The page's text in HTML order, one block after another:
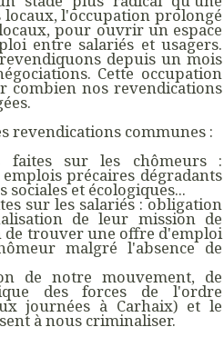
locaux, l'occupation prolongé
pour ouvrir un espace
entre salariés et usagers.
depuis un mois
Cette occupation
combien nos revendications
revendications communes :
faites sur les chômeurs :
précaires dégradants
et écologiques...
sur les salariés : obligation
de leur mission de
trouver une offre d'emploi
malgré l'absence de
de notre mouvement, de
des forces de l'ordre
journées à Carhaix) et le
à nous criminaliser.